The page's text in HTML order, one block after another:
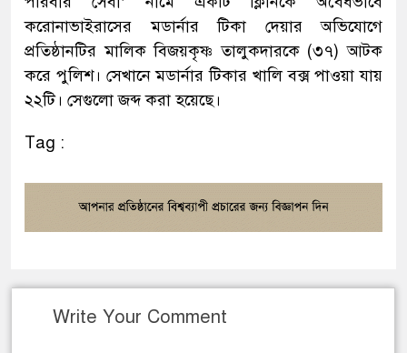
করোনাভাইরাসের মডার্নার টিকা দেয়ার অভিযোগে
প্রতিষ্ঠানটির মালিক বিজয়কৃষ্ণ তালুকদারকে (৩৭) আটক
করে পুলিশ। সেখানে মডার্নার টিকার খালি বক্স পাওয়া যায়
২২টি। সেগুলো জব্দ করা হয়েছে।
Tag :
Write Your Comment